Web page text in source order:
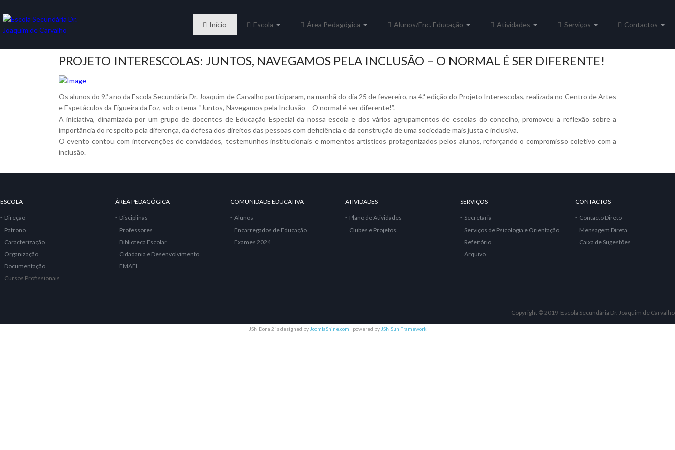
Início Escola Área Pedagógica Alunos/Enc. Educação Atividades Serviços Contactos
PROJETO INTERESCOLAS: JUNTOS, NAVEGAMOS PELA INCLUSÃO – O NORMAL É SER DIFERENTE!
Os alunos do 9.º ano da Escola Secundária Dr. Joaquim de Carvalho participaram, na manhã do dia 25 de fevereiro, na 4.ª edição do Projeto Interescolas, realizada no Centro de Artes
e Espetáculos da Figueira da Foz, sob o tema “Juntos, Navegamos pela Inclusão – O normal é ser diferente!”.
A iniciativa, dinamizada por um grupo de docentes de Educação Especial da nossa escola e dos vários agrupamentos de escolas do concelho, promoveu a reflexão sobre a
importância do respeito pela diferença, da defesa dos direitos das pessoas com deficiência e da construção de uma sociedade mais justa e inclusiva.
O evento contou com intervenções de convidados, testemunhos institucionais e momentos artísticos protagonizados pelos alunos, reforçando o compromisso coletivo com a
inclusão.
ESCOLA
Direção
Patrono
Caracterização
Organização
Documentação
Cursos Profissionais
ÁREA PEDAGÓGICA
Disciplinas
Professores
Biblioteca Escolar
Cidadania e Desenvolvimento
EMAEI
COMUNIDADE EDUCATIVA
Alunos
Encarregados de Educação
Exames 2024
ATIVIDADES
Plano de Atividades
Clubes e Projetos
SERVIÇOS
Secretaria
Serviços de Psicologia e Orientação
Refeitório
Arquivo
CONTACTOS
Contacto Direto
Mensagem Direta
Caixa de Sugestões
Copyright © 2019 Escola Secundária Dr. Joaquim de Carvalho
JSN Dona 2 is designed byJoomlaShine.com | powered byJSN Sun Framework